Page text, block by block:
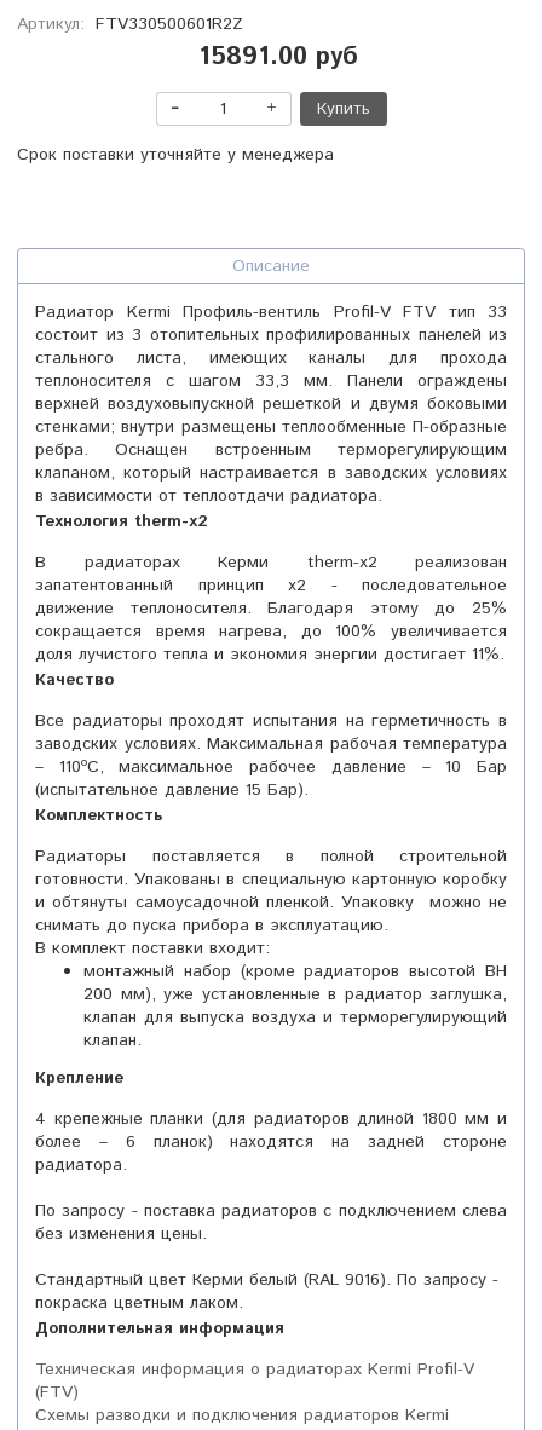
Артикул: FTV330500601R2Z
15891.00 руб
Купить
Срок поставки уточняйте у менеджера
Описание
Радиатор Kermi Профиль-вентиль Profil-V FTV тип 33
состоит из 3 отопительных профилированных панелей из
стального листа, имеющих каналы для прохода
теплоносителя с шагом 33,3 мм. Панели ограждены
верхней воздуховыпускной решеткой и двумя боковыми
стенками; внутри размещены теплообменные П-образные
ребра. Оснащен встроенным терморегулирующим
клапаном, который настраивается в заводских условиях
в зависимости от теплоотдачи радиатора.
Технология therm-x2
В радиаторах Керми therm-x2 реализован
запатентованный принцип x2 - последовательное
движение теплоносителя. Благодаря этому до 25%
сокращается время нагрева, до 100% увеличивается
доля лучистого тепла и экономия энергии достигает 11%.
Качество
Все радиаторы проходят испытания на герметичность в
заводских условиях. Максимальная рабочая температура
– 110ºС, максимальное рабочее давление – 10 Бар
(испытательное давление 15 Бар).
Комплектность
Радиаторы поставляется в полной строительной
готовности. Упакованы в специальную картонную коробку
и обтянуты самоусадочной пленкой. Упаковку можно не
снимать до пуска прибора в эксплуатацию.
В комплект поставки входит:
монтажный набор (кроме радиаторов высотой BH
200 мм), уже установленные в радиатор заглушка,
клапан для выпуска воздуха и терморегулирующий
клапан.
Крепление
4 крепежные планки (для радиаторов длиной 1800 мм и
более – 6 планок) находятся на задней стороне
радиатора.
По запросу - поставка радиаторов с подключением слева
без изменения цены.
Стандартный цвет Керми белый (RAL 9016). По запросу -
покраска цветным лаком.
Дополнительная информация
Техническая информация о радиаторах Kermi Profil-V
(FTV)
Схемы разводки и подключения радиаторов Kermi